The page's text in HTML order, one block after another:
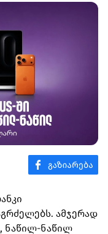
ამჯერად
ნაწილ-ნაწილ